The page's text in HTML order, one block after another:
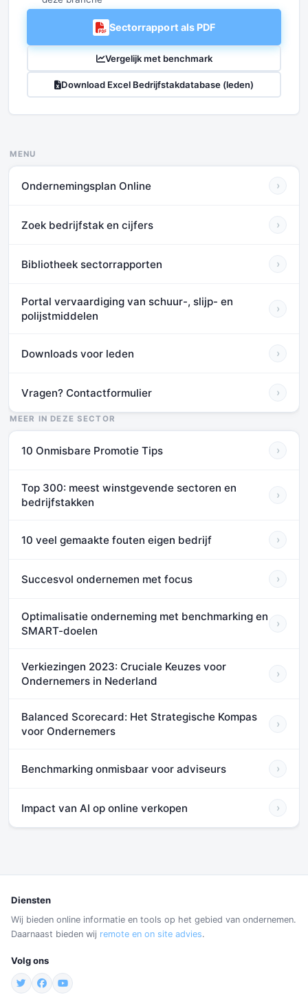
Sectorrapport als PDF
Vergelijk met benchmark
Download Excel Bedrijfstakdatabase (leden)
MENU
Ondernemingsplan Online ›
Zoek bedrijfstak en cijfers ›
Bibliotheek sectorrapporten ›
Portal vervaardiging van schuur-, slijp- en
polijstmiddelen
›
Downloads voor leden ›
Vragen? Contactformulier ›
MEER IN DEZE SECTOR
10 Onmisbare Promotie Tips ›
Top 300: meest winstgevende sectoren en
bedrijfstakken
›
10 veel gemaakte fouten eigen bedrijf ›
Succesvol ondernemen met focus ›
Optimalisatie onderneming met benchmarking en
SMART-doelen
›
Verkiezingen 2023: Cruciale Keuzes voor
Ondernemers in Nederland
›
Balanced Scorecard: Het Strategische Kompas
voor Ondernemers
›
Benchmarking onmisbaar voor adviseurs ›
Impact van AI op online verkopen ›
Diensten
Wij bieden online informatie en tools op het gebied van ondernemen.
Daarnaast bieden wij remote en on site advies.
Volg ons